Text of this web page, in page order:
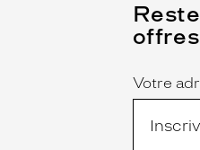
Name
Votre
(Ce
champ
est
obligatoire)